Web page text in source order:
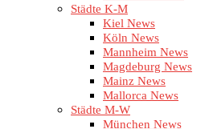
Städte K-M
Kiel News
Köln News
Mannheim News
Magdeburg News
Mainz News
Mallorca News
Städte M-W
München News